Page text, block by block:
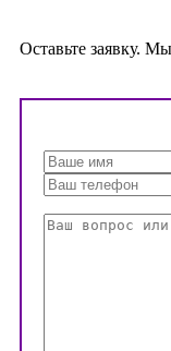
Оставьте заявку.